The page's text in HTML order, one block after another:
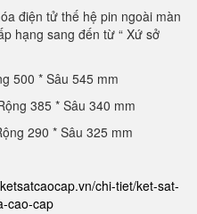
điện tử thế hệ pin ngoài màn
hạng sang đến từ “ Xứ sở
500 * Sâu 545 mm
385 * Sâu 340 mm
290 * Sâu 325 mm
chi-tiet/ket-sat-
cao-cap